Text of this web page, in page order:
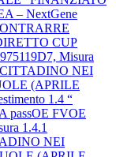
– NextGene
CUP
Misura
NEI
(APRILE
1.4 “
passOE FVOE
1.4.1
NEI